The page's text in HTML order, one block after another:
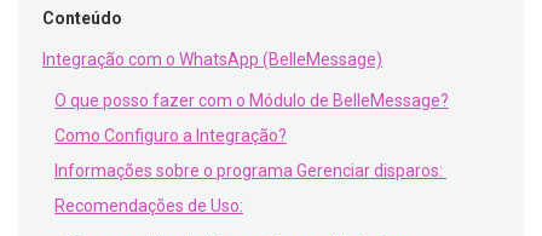
Conteúdo
Integração com o WhatsApp (BelleMessage)
O que posso fazer com o Módulo de BelleMessage?
Como Configuro a Integração?
Informações sobre o programa Gerenciar disparos:
Recomendações de Uso: